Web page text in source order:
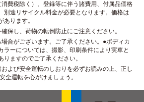
費税除く）、登録等に伴う諸費用、付属品価格
別途リサイクル料金が必要となります。価格は
あります。
保し、荷物の転倒防止にご注意ください。
合がございます。ご了承ください。●ボディカ
ラーについては、撮影、印刷条件により実車と
りますのでご了承ください。
よび安全運転のしおりを必ずお読みの上、正し
全運転を心がけましょう。